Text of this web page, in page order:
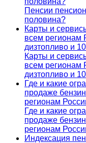
Пенсии
половина?
Карты и
всем регионам
дизтопливо и
Карты и
всем регионам
дизтопливо и
Где и какие
продаже
регионам
Где и какие
продаже
регионам
Индексация